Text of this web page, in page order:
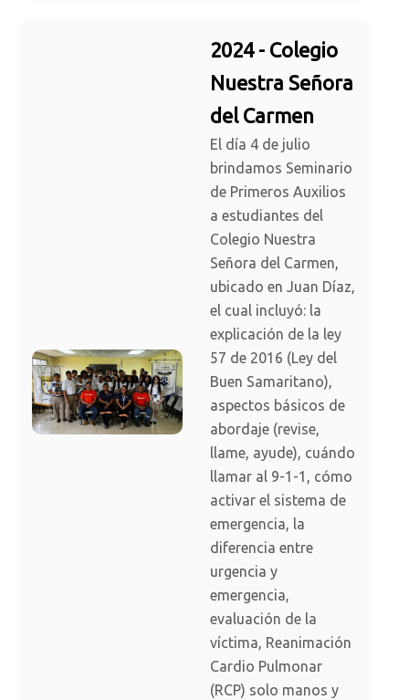
2024 - Colegio
Nuestra Señora
del Carmen
El día 4 de julio
brindamos Seminario
de Primeros Auxilios
a estudiantes del
Colegio Nuestra
Señora del Carmen,
ubicado en Juan Díaz,
el cual incluyó: la
explicación de la ley
57 de 2016 (Ley del
Buen Samaritano),
aspectos básicos de
abordaje (revise,
llame, ayude), cuándo
llamar al 9-1-1, cómo
activar el sistema de
emergencia, la
diferencia entre
urgencia y
emergencia,
evaluación de la
víctima, Reanimación
Cardio Pulmonar
(RCP) solo manos y